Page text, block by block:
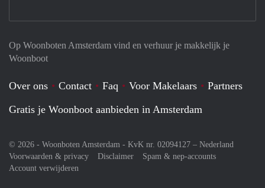
Op Woonboten Amsterdam vind en verhuur je makkelijk je
Woonboot
Over ons Contact Faq Voor Makelaars
Partners
Gratis je Woonboot aanbieden in Amsterdam
© 2026 - Woonboten Amsterdam - KvK nr. 02094127 – Nederland
Voorwaarden & privacy
Disclaimer
Spam & nep-accounts
Account verwijderen